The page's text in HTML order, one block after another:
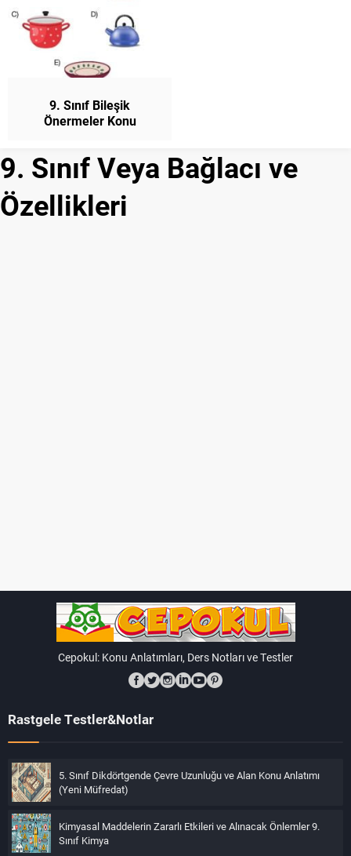
9. Sınıf Bileşik
Önermeler Konu
9. Sınıf Veya Bağlacı ve
Özellikleri
Cepokul: Konu Anlatımları, Ders Notları ve Testler
Rastgele Testler&Notlar
5. Sınıf Dikdörtgende Çevre Uzunluğu ve Alan Konu Anlatımı
(Yeni Müfredat)
Kimyasal Maddelerin Zararlı Etkileri ve Alınacak Önlemler 9.
Sınıf Kimya